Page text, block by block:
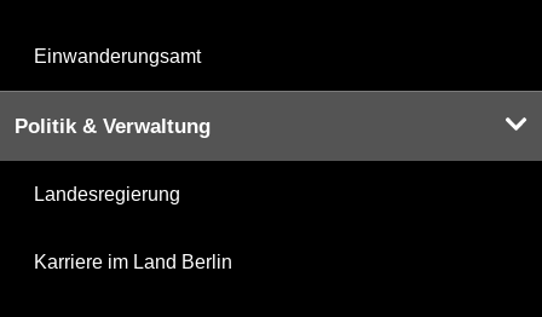
Einwanderungsamt
Politik & Verwaltung
Landesregierung
Karriere im Land Berlin